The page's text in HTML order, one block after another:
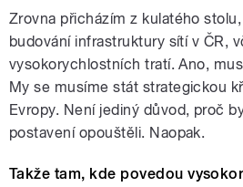
Zrovna přicházím z kulatého
budování infrastruktury sítí v ČR,
vysokorychlostních tratí. Ano,
My se musíme stát strategickou
Evropy. Není jediný důvod, proč
postavení opouštěli. Naopak.
Takže tam, kde povedou